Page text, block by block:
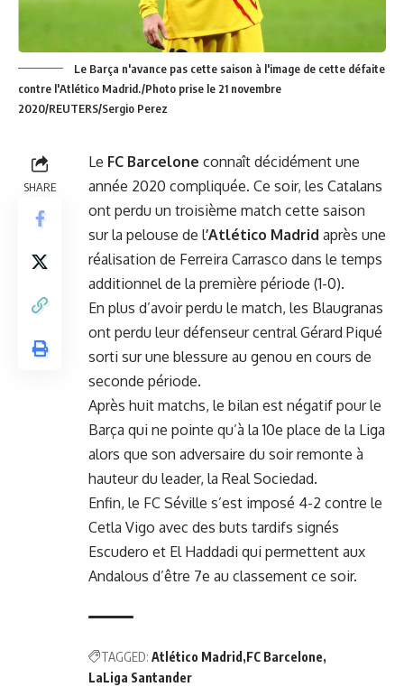
Le Barça n'avance pas cette saison à l'image de cette défaite
contre l'Atlético Madrid./Photo prise le 21 novembre
2020/REUTERS/Sergio Perez
SHARE
Le FC Barcelone connaît décidément une
année 2020 compliquée. Ce soir, les Catalans
ont perdu un troisième match cette saison
sur la pelouse de l’Atlético Madrid après une
réalisation de Ferreira Carrasco dans le temps
additionnel de la première période (1-0).
En plus d’avoir perdu le match, les Blaugranas
ont perdu leur défenseur central Gérard Piqué
sorti sur une blessure au genou en cours de
seconde période.
Après huit matchs, le bilan est négatif pour le
Barça qui ne pointe qu’à la 10e place de la Liga
alors que son adversaire du soir remonte à
hauteur du leader, la Real Sociedad.
Enfin, le FC Séville s’est imposé 4-2 contre le
Cetla Vigo avec des buts tardifs signés
Escudero et El Haddadi qui permettent aux
Andalous d’être 7e au classement ce soir.
TAGGED: Atlético Madrid FC Barcelone
LaLiga Santander